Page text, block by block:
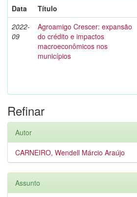
Data
Título
2022-
09
Agroamigo Crescer: expansão
do crédito e impactos
macroeconômicos nos
municípios
Refinar
Autor
CARNEIRO, Wendell Márcio Araújo
Assunto